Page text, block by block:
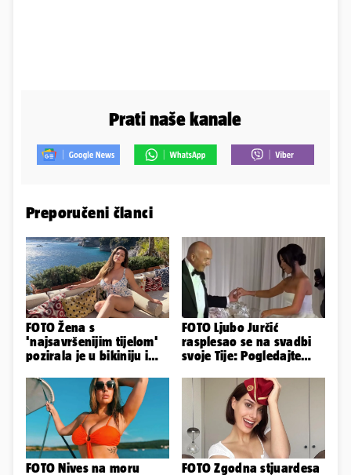
Prati naše kanale
Preporučeni članci
FOTO Žena s
'najsavršenijim tijelom'
pozirala je u bikiniju i
obline...
FOTO Ljubo Jurčić
rasplesao se na svadbi
svoje Tije: Pogledajte
vjenčanje...
FOTO Nives na moru
FOTO Zgodna stjuardesa